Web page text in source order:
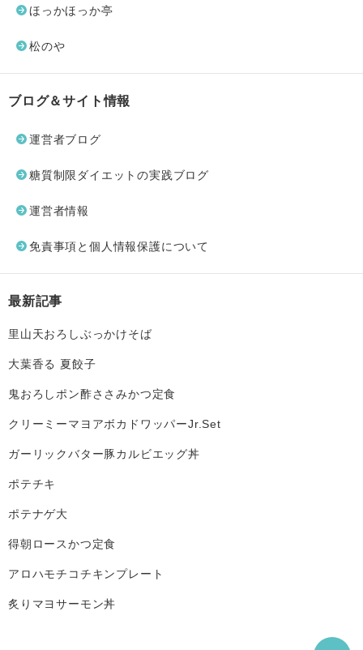
ほっかほっか亭
松のや
ブログ＆サイト情報
運営者ブログ
糖質制限ダイエットの実践ブログ
運営者情報
免責事項と個人情報保護について
最新記事
里山天おろしぶっかけそば
大葉香る 夏餃子
鬼おろしポン酢ささみかつ定食
クリーミーマヨアボカドワッパーJr.Set
ガーリックバター豚カルビエッグ丼
ポテチキ
ポテナゲ大
得朝ロースかつ定食
アロハモチコチキンプレート
炙りマヨサーモン丼